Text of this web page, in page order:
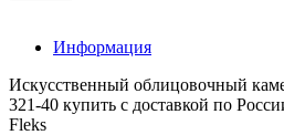
Информация
Искусственный облицовочный
321-40 купить с доставкой по
Fleks